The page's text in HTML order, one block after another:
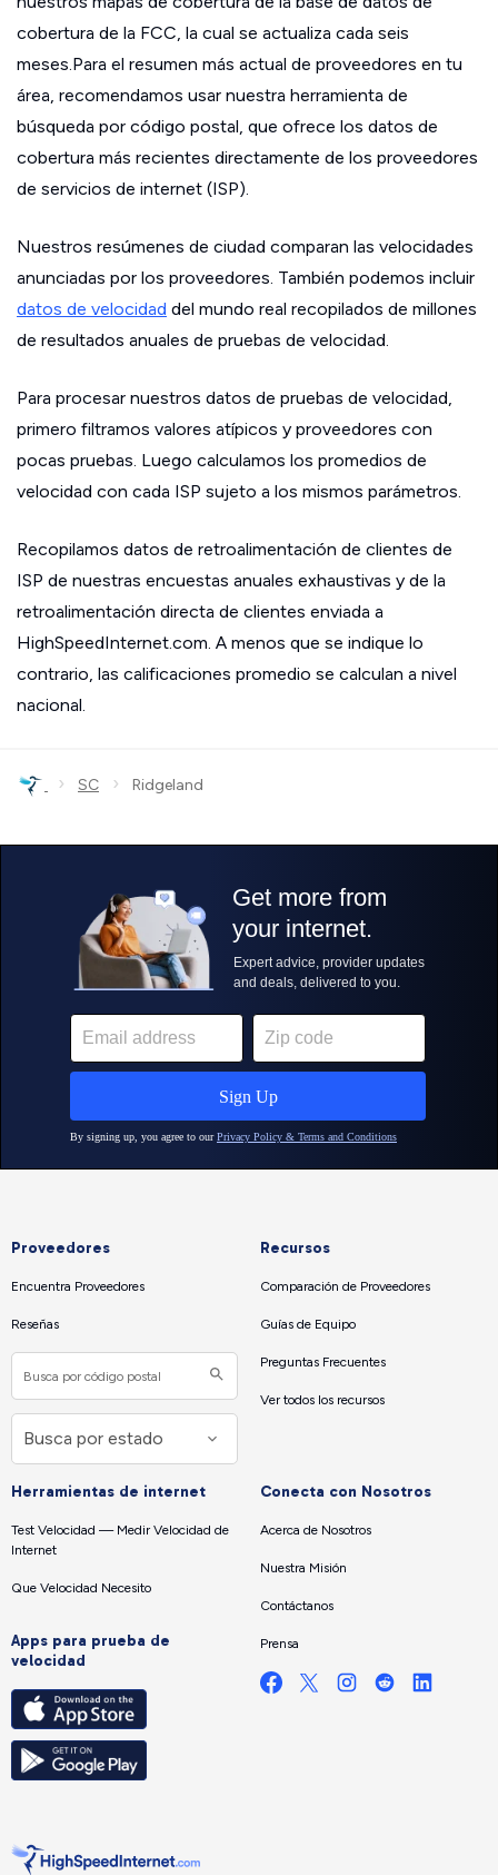
cobertura de la FCC, la cual se actualiza cada seis
meses.Para el resumen más actual de proveedores en tu
área, recomendamos usar nuestra herramienta de
búsqueda por código postal, que ofrece los datos de
cobertura más recientes directamente de los proveedores
de servicios de internet (ISP).
Nuestros resúmenes de ciudad comparan las velocidades
anunciadas por los proveedores. También podemos incluir
datos de velocidad del mundo real recopilados de millones
de resultados anuales de pruebas de velocidad.
Para procesar nuestros datos de pruebas de velocidad,
primero filtramos valores atípicos y proveedores con
pocas pruebas. Luego calculamos los promedios de
velocidad con cada ISP sujeto a los mismos parámetros.
Recopilamos datos de retroalimentación de clientes de
ISP de nuestras encuestas anuales exhaustivas y de la
retroalimentación directa de clientes enviada a
HighSpeedInternet.com. A menos que se indique lo
contrario, las calificaciones promedio se calculan a nivel
nacional.
› SC › Ridgeland
Proveedores
Encuentra Proveedores
Reseñas
Recursos
Comparación de Proveedores
Guías de Equipo
Preguntas Frecuentes
Ver todos los recursos
Herramientas de internet
Test Velocidad — Medir Velocidad de
Internet
Que Velocidad Necesito
Apps para prueba de
velocidad
Conecta con Nosotros
Acerca de Nosotros
Nuestra Misión
Contáctanos
Prensa